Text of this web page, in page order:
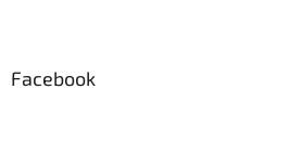
Facebook